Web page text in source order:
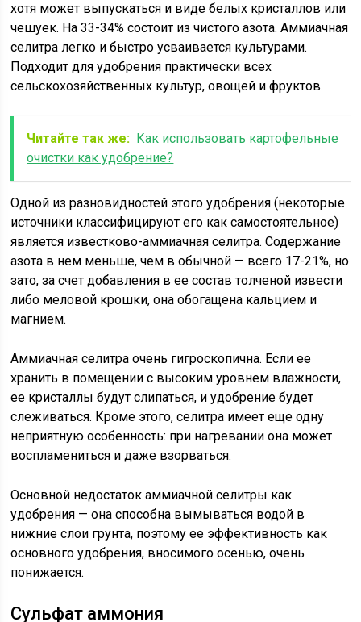
хотя может выпускаться и виде белых кристаллов или
чешуек. На 33-34% состоит из чистого азота. Аммиачная
селитра легко и быстро усваивается культурами.
Подходит для удобрения практически всех
сельскохозяйственных культур, овощей и фруктов.
Читайте так же: Как использовать картофельные
очистки как удобрение?
Одной из разновидностей этого удобрения (некоторые
источники классифицируют его как самостоятельное)
является известково-аммиачная селитра. Содержание
азота в нем меньше, чем в обычной — всего 17-21%, но
зато, за счет добавления в ее состав толченой извести
либо меловой крошки, она обогащена кальцием и
магнием.
Аммиачная селитра очень гигроскопична. Если ее
хранить в помещении с высоким уровнем влажности,
ее кристаллы будут слипаться, и удобрение будет
слеживаться. Кроме этого, селитра имеет еще одну
неприятную особенность: при нагревании она может
воспламениться и даже взорваться.
Основной недостаток аммиачной селитры как
удобрения — она способна вымываться водой в
нижние слои грунта, поэтому ее эффективность как
основного удобрения, вносимого осенью, очень
понижается.
Сульфат аммония